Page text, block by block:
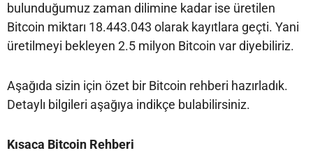
bulunduğumuz zaman dilimine kadar ise üretilen
Bitcoin miktarı 18.443.043 olarak kayıtlara geçti. Yani
üretilmeyi bekleyen 2.5 milyon Bitcoin var diyebiliriz.
Aşağıda sizin için özet bir Bitcoin rehberi hazırladık.
Detaylı bilgileri aşağıya indikçe bulabilirsiniz.
Kısaca Bitcoin Rehberi